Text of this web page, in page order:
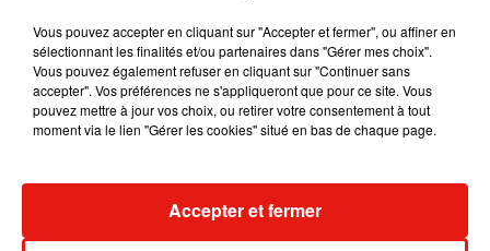
7 août 2026
album après sa tournée mondiale
collaboration tant attendue
Vous pouvez accepter en cliquant sur "Accepter et fermer", ou affiner en
sélectionnant les finalités et/ou partenaires dans "Gérer mes choix".
Vous pouvez également refuser en cliquant sur "Continuer sans
accepter". Vos préférences ne s'appliqueront que pour ce site. Vous
pouvez mettre à jour vos choix, ou retirer votre consentement à tout
moment via le lien "Gérer les cookies" situé en bas de chaque page.
Accepter et fermer